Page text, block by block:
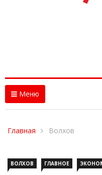
Меню
Главная Волхов
ВОЛХОВ ГЛАВНОЕ